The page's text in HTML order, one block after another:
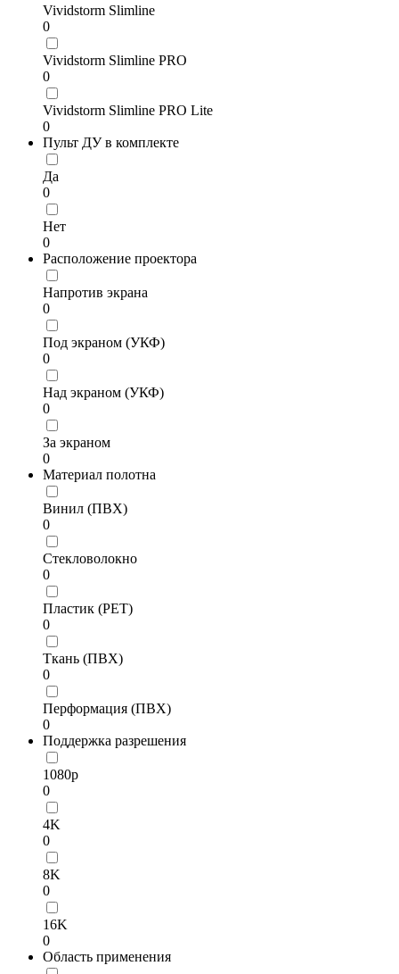
Vividstorm Slimline
0
Vividstorm Slimline PRO
0
Vividstorm Slimline PRO Lite
0
Пульт ДУ в комплекте
Да
0
Нет
0
Расположение проектора
Напротив экрана
0
Под экраном (УКФ)
0
Над экраном (УКФ)
0
За экраном
0
Материал полотна
Винил (ПВХ)
0
Стекловолокно
0
Пластик (PET)
0
Ткань (ПВХ)
0
Перформация (ПВХ)
0
Поддержка разрешения
1080p
0
4K
0
8K
0
16K
0
Область применения